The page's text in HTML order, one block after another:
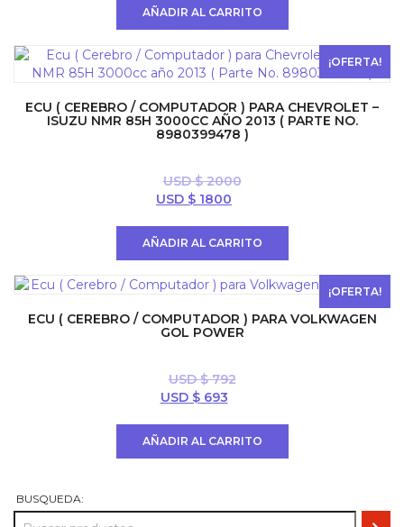
era:
$ 500.
es:
$ 397.
AÑADIR AL CARRITO
¡OFERTA!
ECU ( CEREBRO / COMPUTADOR ) PARA CHEVROLET –
ISUZU NMR 85H 3000CC AÑO 2013 ( PARTE NO.
8980399478 )
USD $2000
El
original
era:
$ 2000.
USD $ 1800
es:
$ 1800.
AÑADIR AL CARRITO
¡OFERTA!
ECU ( CEREBRO / COMPUTADOR ) PARA VOLKWAGEN
GOL POWER
USD $792
El
era:
USD $693El
es:
AÑADIR AL CARRITO
BUSQUEDA: